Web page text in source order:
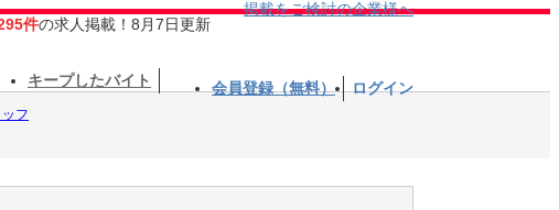
件の求人掲載！8月7日更新
掲載をご検討の企業様へ
キープしたバイト 会員登録（無料） ログイン
フ